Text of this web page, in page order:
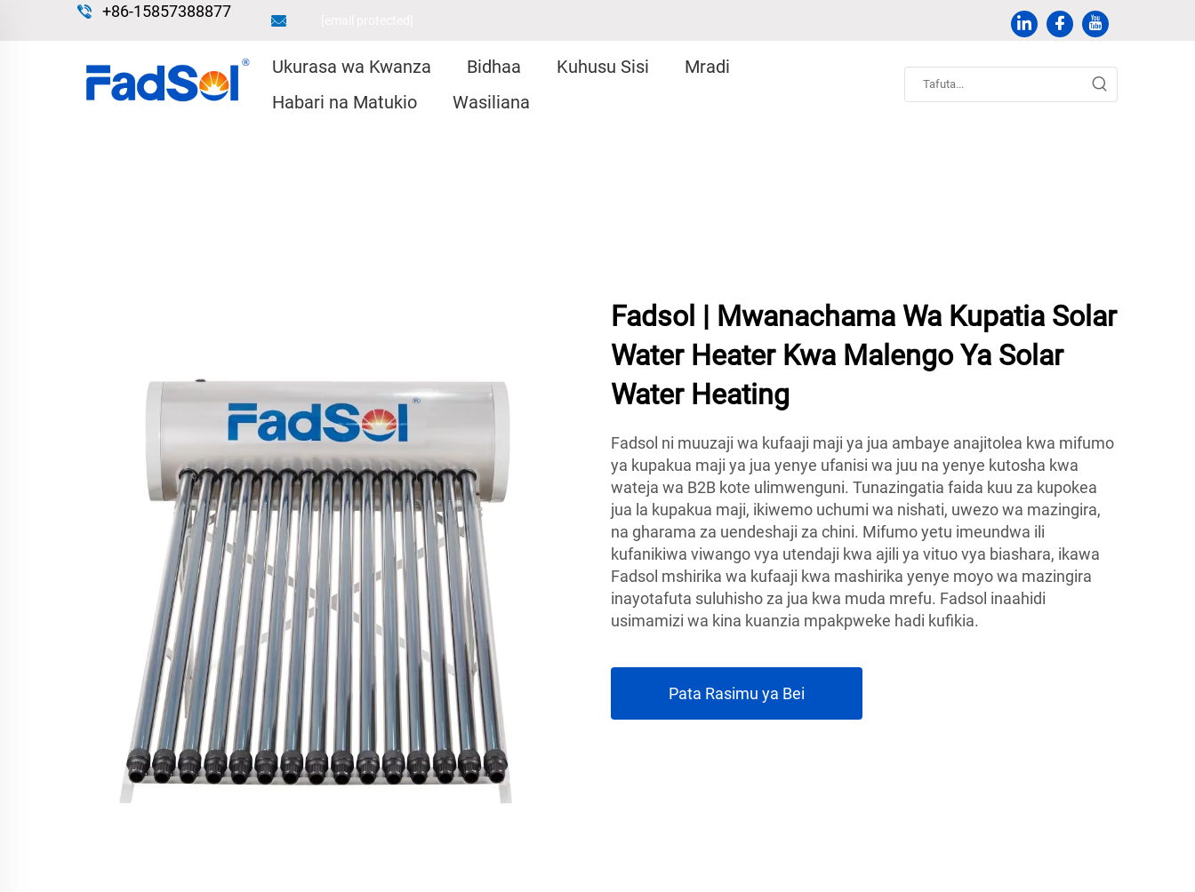
+86-15857388877
Ukurasa wa Kwanza Bidhaa Kuhusu Sisi
Mradi
Habari na Matukio
Wasiliana
Fadsol | Mwanachama Wa Kupatia Solar
Water Heater Kwa Malengo Ya Solar
Water Heating
Fadsol ni muuzaji wa kufaaji maji ya jua ambaye anajitolea kwa mifumo
ya kupakua maji ya jua yenye ufanisi wa juu na yenye kutosha kwa
wateja wa B2B kote ulimwenguni. Tunazingatia faida kuu za kupokea
jua la kupakua maji, ikiwemo uchumi wa nishati, uwezo wa mazingira,
na gharama za uendeshaji za chini. Mifumo yetu imeundwa ili
kufanikiwa viwango vya utendaji kwa ajili ya vituo vya biashara, ikawa
Fadsol mshirika wa kufaaji kwa mashirika yenye moyo wa mazingira
inayotafuta suluhisho za jua kwa muda mrefu. Fadsol inaahidi
usimamizi wa kina kuanzia mpakpweke hadi kufikia.
Pata Rasimu ya Bei